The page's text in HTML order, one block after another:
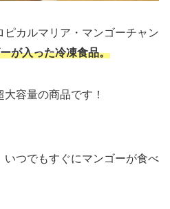
ピカルマリア・マンゴーチャン
が入った冷凍食品。
容量の商品です！
つでもすぐにマンゴーが食べ